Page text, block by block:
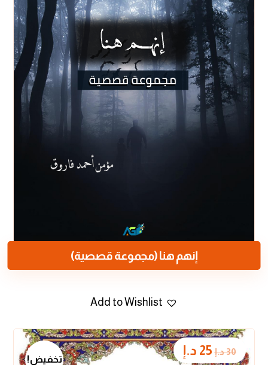
إنهم هنا (مجموعة قصصية)
Add to Wishlist
30د.إ 25 د.إ
تخفيض!